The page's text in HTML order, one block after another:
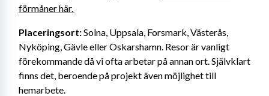
förmåner här.
Placeringsort: Solna, Uppsala, Forsmark, Västerås,
Nyköping, Gävle eller Oskarshamn. Resor är vanligt
förekommande då vi ofta arbetar på annan ort. Självklart
finns det, beroende på projekt även möjlighet till
hemarbete.